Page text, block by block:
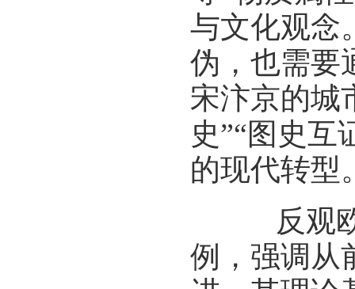
与文化观念
伪，也需要
宋汴京的城
史”“图史互
的现代转型
反观欧
例，强调从